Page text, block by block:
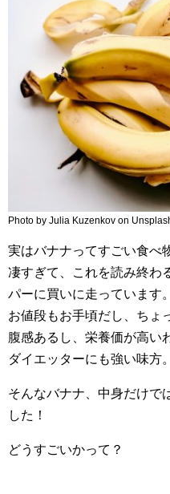
Photo by Julia Kuzenkov on
実はバナナってすごい食べ
凄すぎて、これを読み終わ
パーに買いに走っています
お値段もお手頃だし、ちょ
腹感あるし、栄養価が高い
ダイエッターにも強い味方。
そんなバナナ、中身だけで
した！
どうすごいかって？